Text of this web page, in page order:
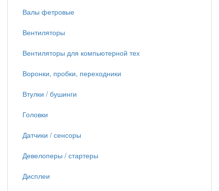
Валы фетровые
Вентиляторы
Вентиляторы для компьютерной тех
Воронки, пробки, переходники
Втулки / бушинги
Головки
Датчики / сенсоры
Девелоперы / стартеры
Дисплеи